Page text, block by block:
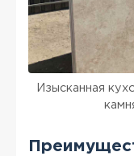
Изысканная